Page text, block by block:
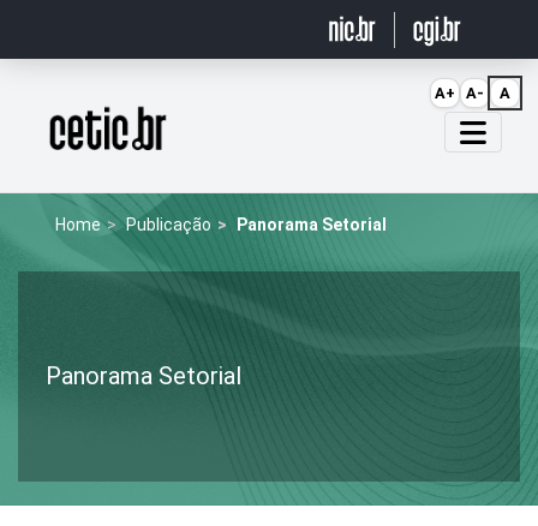
Página inicial
Home Publicação Panorama Setorial
Panorama Setorial
A+ A- A